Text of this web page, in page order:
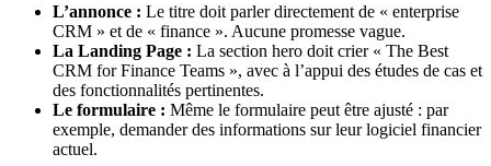
L’annonce : Le titre doit parler directement de « enterprise
CRM » et de « finance ». Aucune promesse vague.
La Landing Page : La section hero doit crier « The Best
CRM for Finance Teams », avec à l’appui des études de cas et
des fonctionnalités pertinentes.
Le formulaire : Même le formulaire peut être ajusté : par
exemple, demander des informations sur leur logiciel financier
actuel.